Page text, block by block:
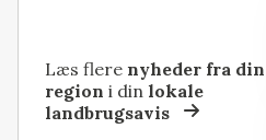
Læs flere nyheder fra din
region i dinlokale
landbrugsavis